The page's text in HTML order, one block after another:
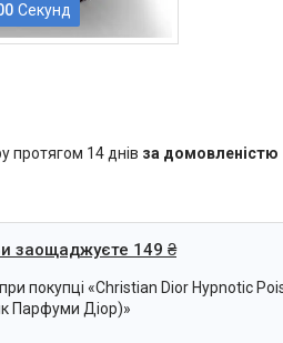
0 Секунд
протягом 14 днів за домовленістю
заощаджуєте 149 ₴
покупці «Christian Dior Hypnotic
Парфуми Діор)»